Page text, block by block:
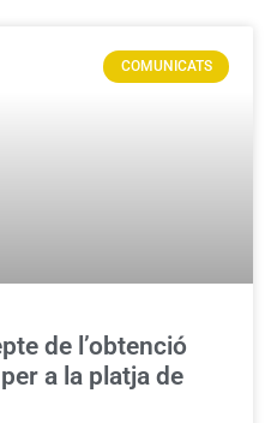
COMUNICATS
de l’obtenció
a la platja de